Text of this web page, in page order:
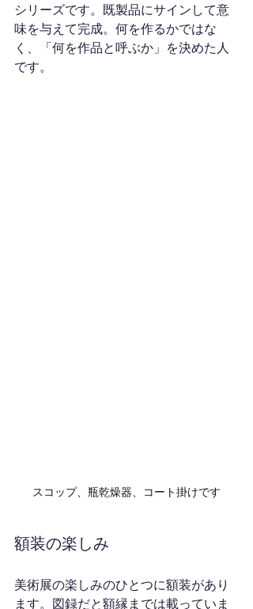
シリーズです。既製品にサインして意
味を与えて完成。何を作るかではな
く、「何を作品と呼ぶか」を決めた人
です。
スコップ、瓶乾燥器、コート掛けです
額装の楽しみ
美術展の楽しみのひとつに額装があり
ます。図録だと額縁までは載っていま